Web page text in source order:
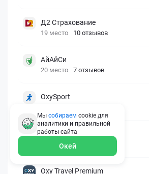
Д2 Страхование
19 место 10 отзывов
АйАйСи
20 место 7 отзывов
OxySport
ERGO AXA
22 место 2 отзыва
Oxy Travel Premium
Мы собираем cookie для
аналитики и правильной
работы сайта
Окей